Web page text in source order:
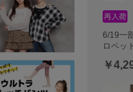
6/19一
ロペッ
￥